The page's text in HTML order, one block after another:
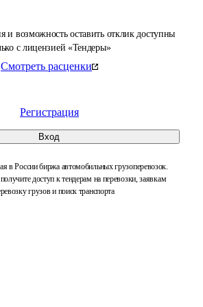
и возможность оставить отклик доступны
с лицензией «Тендеры»
Смотреть расценки
Регистрация
Вход
в России биржа автомобильных грузоперевозок.
доступ к тендерам на перевозки, заявкам
грузов и поиск транспорта